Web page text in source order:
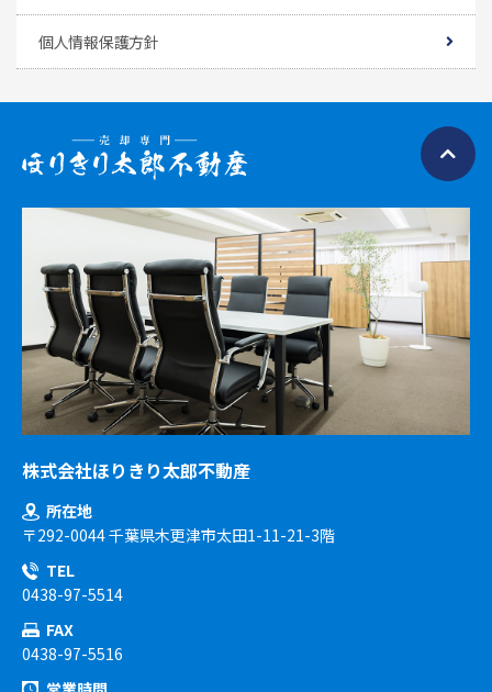
個人情報保護方針
株式会社ほりきり太郎不動産
所在地
〒292-0044 千葉県木更津市太田1-11-21-3階
TEL
0438-97-5514
FAX
0438-97-5516